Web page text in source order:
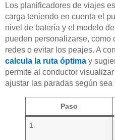
Los planificadores de viajes
carga teniendo en cuenta el
nivel de batería y el modelo
pueden personalizarse, como
redes o evitar los peajes. A
calcula la ruta óptima y
permite al conductor
ajustar las paradas según sea
Paso
1